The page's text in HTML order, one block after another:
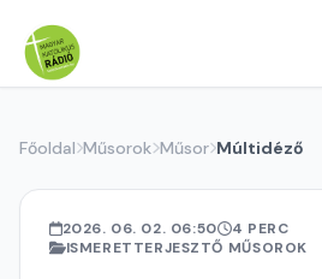
Főoldal Műsorok Műsor Múltidéző
2026. 06. 02. 06:50
4 PERC
ISMERETTERJESZTŐ MŰSOROK